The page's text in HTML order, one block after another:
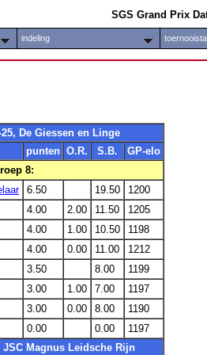
SGS Grand Prix
indeling
25, De Giessen en Linge
punten O.R. S.B.
GP-elo
8:
6.50 19.50
1200
4.00 2.00 11.50
1205
4.00 1.00 10.50
1198
4.00 0.00 11.00
1212
3.50 8.00
1199
3.00 1.00 7.00
1197
3.00 0.00 8.00
1190
0.00 0.00
1197
JSC Magnus Leidsche Rijn